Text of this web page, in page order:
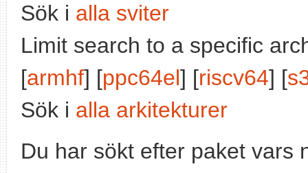
Sök i alla sviter
Limit search to a specific
[armhf] [ppc64el] [riscv64] [
Sök i alla arkitekturer
Du har sökt efter paket vars